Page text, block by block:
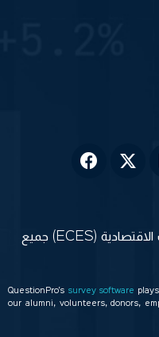
© 2026 - المركز المصري للدراسات الاقتصادية (ECES) جميع
QuestionPro’s survey software
our alumni, volunteers, donors,